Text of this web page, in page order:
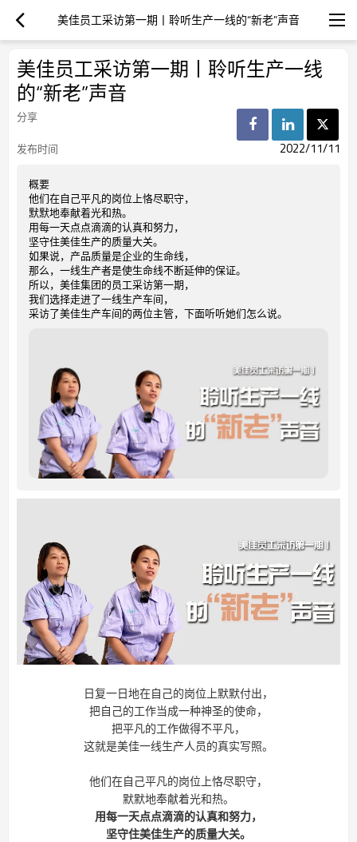
美佳员工采访第一期丨聆听生产一线的“新老”声音
美佳员工采访第一期丨聆听生产一线
的“新老”声音
分享
发布时间
2022/11/11
概要
他们在自己平凡的岗位上恪尽职守，
默默地奉献着光和热。
用每一天点点滴滴的认真和努力，
坚守住美佳生产的质量大关。
如果说，产品质量是企业的生命线，
那么，一线生产者是使生命线不断延伸的保证。
所以，美佳集团的员工采访第一期，
我们选择走进了一线生产车间，
采访了美佳生产车间的两位主管，下面听听她们怎么说。
日复一日地在自己的岗位上默默付出，
把自己的工作当成一种神圣的使命，
把平凡的工作做得不平凡，
这就是美佳一线生产人员的真实写照。
他们在自己平凡的岗位上恪尽职守，
默默地奉献着光和热。
用每一天点点滴滴的认真和努力，
坚守住美佳生产的质量大关。